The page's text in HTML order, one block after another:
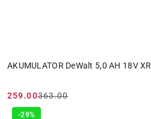
AKUMULATOR DeWalt 5,0 AH 18V XR
Cena
promocyjna:
259.00
Cena
przed
363.00
-29%